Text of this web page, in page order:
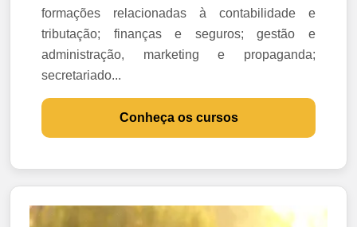
formações relacionadas à contabilidade e
tributação; finanças e seguros; gestão e
administração, marketing e propaganda;
secretariado...
Conheça os cursos